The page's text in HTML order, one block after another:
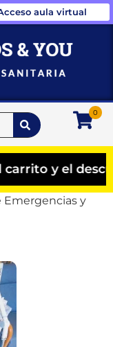
aula virtual
0
el descuento
Emergencias y